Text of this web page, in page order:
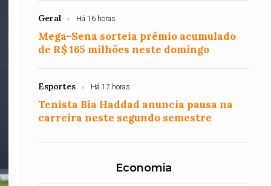
Geral Há 16 horas
Mega-Sena sorteia prêmio acumulado
de R$ 165 milhões neste domingo
Esportes Há 17 horas
Tenista Bia Haddad anuncia pausa na
carreira neste segundo semestre
Economia